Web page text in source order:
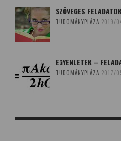
SZÖVEGES
TUDOMÁNYPLÁZA 2019/
EGYENLETEK –
TUDOMÁNYPLÁZA 2017/